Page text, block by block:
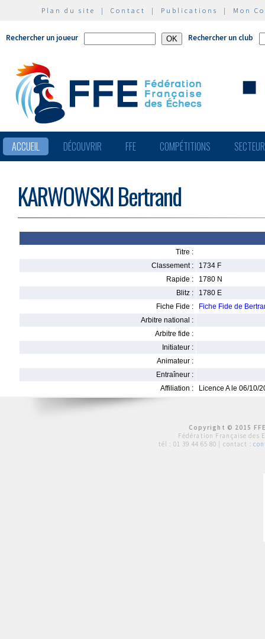
Plan du site | Contact | Publications | Mon
Rechercher un joueur Rechercher un club
ACCUEIL DÉCOUVRIR FFE COMPÉTITIONS
KARWOWSKI Bertrand
Titre :
Classement :
1734 F
Rapide :
1780 N
Blitz :
1780 E
Fiche Fide :
Fiche Fide de
Arbitre national :
Arbitre fide :
Initiateur :
Animateur :
Entraîneur :
Affiliation :
Licence A le 06/10/
Copyright © 2015
Fédération Française des
tél : 01 39 44 65 80 | contact :